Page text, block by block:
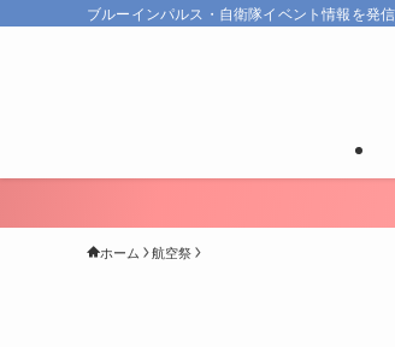
ブルーインパルス・自衛隊イベント情報を発信
ホーム 航空祭